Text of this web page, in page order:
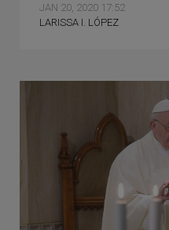
JAN 20, 2020 17:52
LARISSA I. LÓPEZ